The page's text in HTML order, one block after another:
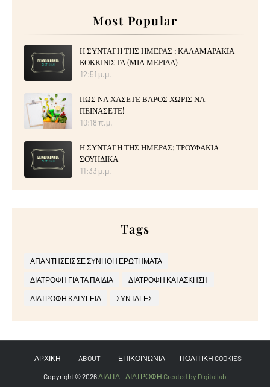
Most Popular
Η ΣΥΝΤΑΓΗ ΤΗΣ ΗΜΕΡΑΣ : ΚΑΛΑΜΑΡΑΚΙΑ
ΚΟΚΚΙΝΙΣΤΑ (ΜΙΑ ΜΕΡΙΔΑ)
12:51 μ.μ.
ΠΩΣ ΝΑ ΧΑΣΕΤΕ ΒΑΡΟΣ ΧΩΡΙΣ ΝΑ
ΠΕΙΝΑΣΕΤΕ!
10:18 π.μ.
Η ΣΥΝΤΑΓΗ ΤΗΣ ΗΜΕΡΑΣ: ΤΡΟΥΦΑΚΙΑ
ΣΟΥΗΔΙΚΑ
11:33 μ.μ.
Tags
ΑΠΑΝΤΗΣΕΙΣ ΣΕ ΣΥΝΗΘΗ ΕΡΩΤΗΜΑΤΑ
ΔΙΑΤΡΟΦΗ ΓΙΑ ΤΑ ΠΑΙΔΙΑ ΔΙΑΤΡΟΦΗ ΚΑΙ ΑΣΚΗΣΗ
ΔΙΑΤΡΟΦΗ ΚΑΙ ΥΓΕΙΑ ΣΥΝΤΑΓΕΣ
ΑΡΧΙΚΗ ABOUT ΕΠΙΚΟΙΝΩΝΙΑ ΠΟΛΙΤΙΚΗ COOKIES
Copyright ©2026ΔΙΑΙΤΑ - ΔΙΑΤΡΟΦΗ Created by Digitallab